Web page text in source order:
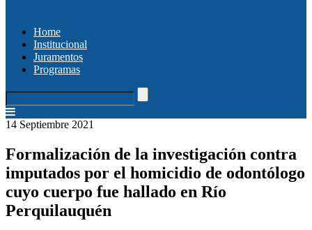
Home
Institucional
Juramentos
Programas
14 Septiembre 2021
Formalización de la investigación contra
imputados por el homicidio de odontólogo
cuyo cuerpo fue hallado en Río
Perquilauquén